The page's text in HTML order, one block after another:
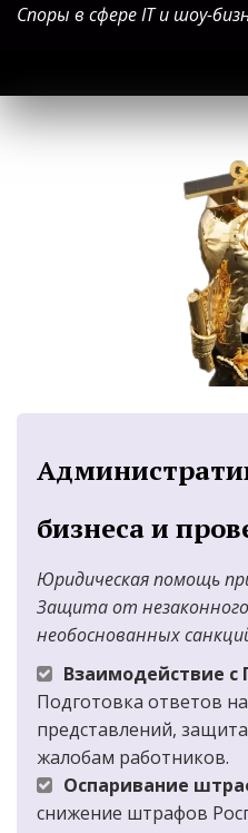
Споры в сфере IT и шоу-
бизнеса и
Юридическая помощь
Защита от
необоснованных
Взаимодействие с
Подготовка ответов
представлений,
жалобам работников.
Оспаривание
снижение штрафов